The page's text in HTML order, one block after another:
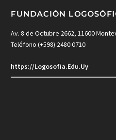
FUNDACIÓN
Av. 8 de Octubre 2662, 11600
Teléfono (+598) 2480 0710
https://Logosofia.Edu.Uy